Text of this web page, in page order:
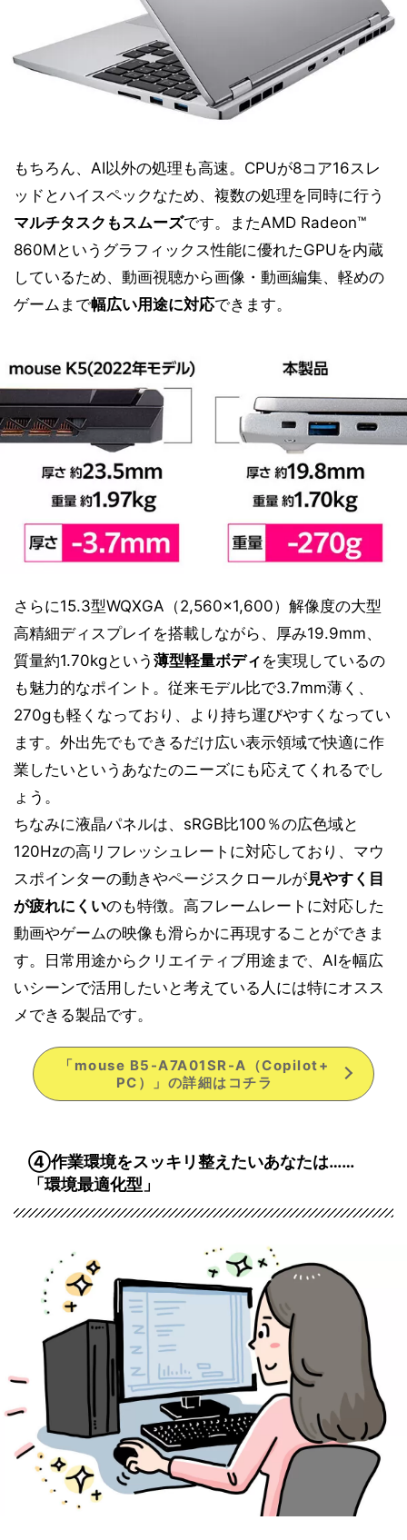
もちろん、AI以外の処理も高速。CPUが8コア16スレ
ッドとハイスペックなため、複数の処理を同時に行う
マルチタスクもスムーズです。またAMD Radeon™
860Mというグラフィックス性能に優れたGPUを内蔵
しているため、動画視聴から画像・動画編集、軽めの
ゲームまで幅広い用途に対応できます。
さらに15.3型WQXGA（2,560×1,600）解像度の大型
高精細ディスプレイを搭載しながら、厚み19.9mm、
質量約1.70kgという 薄型軽量ボディ を実現しているの
も魅力的なポイント。従来モデル比で3.7mm薄く、
270gも軽くなっており、より持ち運びやすくなってい
ます。外出先でもできるだけ広い表示領域で快適に作
業したいというあなたのニーズにも応えてくれるでし
ょう。
ちなみに液晶パネルは、sRGB比100％の広色域と
120Hzの高リフレッシュレートに対応しており、マウ
スポインターの動きやページスクロールが見やすく目
が疲れにくいのも特徴。高フレームレートに対応した
動画やゲームの映像も滑らかに再現することができま
す。日常用途からクリエイティブ用途まで、AIを幅広
いシーンで活用したいと考えている人には特にオスス
メできる製品です。
「mouse B5-A7A01SR-A（Copilot+
PC）」の詳細はコチラ
④作業環境をスッキリ整えたいあなたは……
「環境最適化型」